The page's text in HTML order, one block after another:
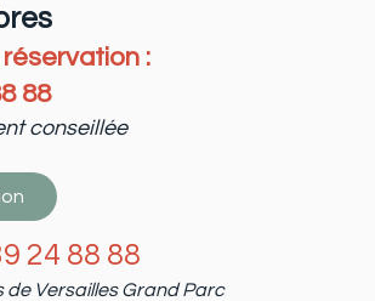
:
88
conseillée
24 88 88
de Versailles Grand Parc